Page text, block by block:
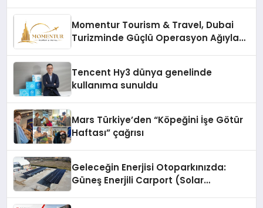
Momentur Tourism & Travel, Dubai
Turizminde Güçlü Operasyon Ağıyla
Tencent Hy3 dünya genelinde
kullanıma sunuldu
Mars Türkiye’den “Köpeğini İşe Götür
Haftası” çağrısı
Geleceğin Enerjisi Otoparkınızda:
Güneş Enerjili Carport (Solar